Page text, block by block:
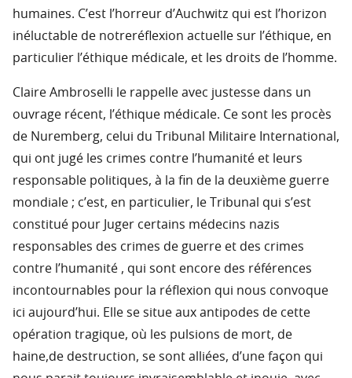
humaines. C’est l’horreur d’Auchwitz qui est l’horizon
inéluctable de notreréflexion actuelle sur l’éthique, en
particulier l’éthique médicale, et les droits de l’homme.
Claire Ambroselli le rappelle avec justesse dans un
ouvrage récent, l’éthique médicale. Ce sont les procès
de Nuremberg, celui du Tribunal Militaire International,
qui ont jugé les crimes contre l’humanité et leurs
responsable politiques, à la fin de la deuxième guerre
mondiale ; c’est, en particulier, le Tribunal qui s’est
constitué pour Juger certains médecins nazis
responsables des crimes de guerre et des crimes
contre l’humanité , qui sont encore des références
incontournables pour la réflexion qui nous convoque
ici aujourd’hui. Elle se situe aux antipodes de cette
opération tragique, où les pulsions de mort, de
haine,de destruction, se sont alliées, d’une façon qui